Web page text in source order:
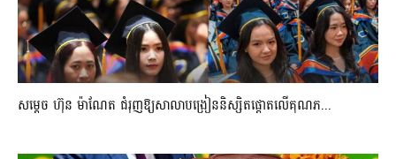
សម្តេច ហ៊ុន ម៉ាណែត ជំរុញឱ្យសាលាបង្រៀននិស្សិតផ្តោតលើគុណភ...